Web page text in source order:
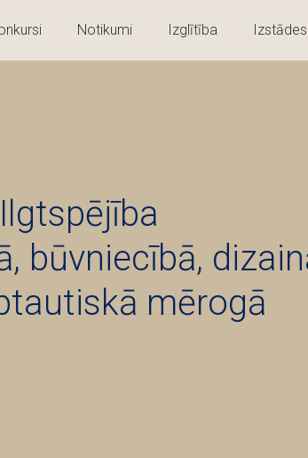
Notikumi Izglītība Izstādes
būvniecībā,
mērogā